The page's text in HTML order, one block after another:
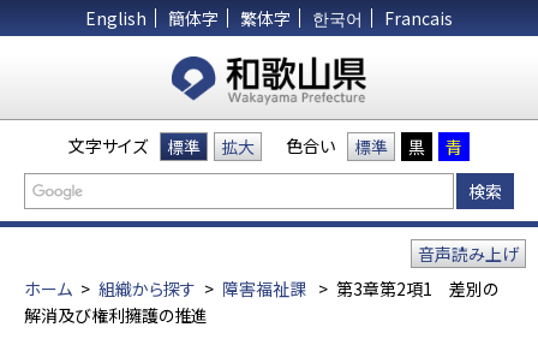
English 簡体字 繁体字 한국어 Francais
文字サイズ 標準 拡大 色合い 標準 黒 青
ホーム > 組織から探す > 障害福祉課 > 第3章第2項1 差別の
解消及び権利擁護の推進
音声読み上げ